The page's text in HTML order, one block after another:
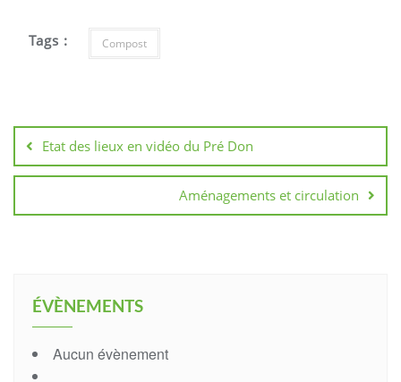
Tags : Compost
de
l’article
Etat des lieux en vidéo du Pré Don
Aménagements et circulation
ÉVÈNEMENTS
Aucun évènement